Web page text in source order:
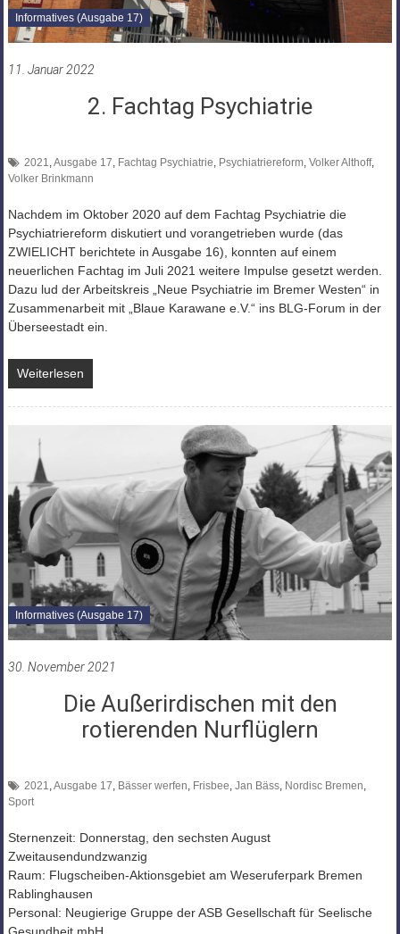
Informatives (Ausgabe 17)
11. Januar 2022
2. Fachtag Psychiatrie
2021,Ausgabe 17, Fachtag Psychiatrie, Psychiatriereform, Volker Althoff,
Volker Brinkmann
Nachdem im Oktober 2020 auf dem Fachtag Psychiatrie die
Psychiatriereform diskutiert und vorangetrieben wurde (das
ZWIELICHT berichtete in Ausgabe 16), konnten auf einem
neuerlichen Fachtag im Juli 2021 weitere Impulse gesetzt werden.
Dazu lud der Arbeitskreis „Neue Psychiatrie im Bremer Westen“ in
Zusammenarbeit mit „Blaue Karawane e.V.“ ins BLG-Forum in der
Überseestadt ein.
Weiterlesen
Informatives (Ausgabe 17)
30. November 2021
Die Außerirdischen mit den
rotierenden Nurflüglern
2021,Ausgabe 17, Bässer werfen, Frisbee, Jan Bäss, Nordisc Bremen,
Sport
Sternenzeit: Donnerstag, den sechsten August
Zweitausendundzwanzig
Raum: Flugscheiben-Aktionsgebiet am Weseruferpark Bremen
Rablinghausen
Personal: Neugierige Gruppe der ASB Gesellschaft für Seelische